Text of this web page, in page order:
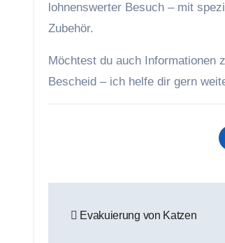
lohnenswerter Besuch – mit
Zubehör.
Möchtest du auch Informationen
Bescheid – ich helfe dir gern
Evakuierung von Katzen